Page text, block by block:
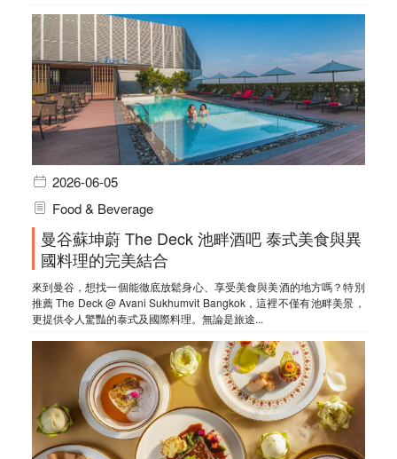
2026-06-05
Food & Beverage
曼谷蘇坤蔚 The Deck 池畔酒吧 泰式美食與異
國料理的完美結合
來到曼谷，想找一個能徹底放鬆身心、享受美食與美酒的地方嗎？特別
推薦 The Deck @ Avani Sukhumvit Bangkok，這裡不僅有池畔美景，
更提供令人驚豔的泰式及國際料理。無論是旅途...